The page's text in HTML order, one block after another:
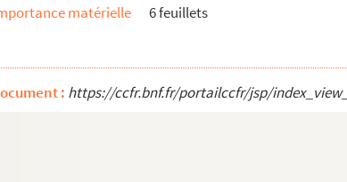
33 livraison ».
38 livraison ».
41 livraison,45 ème livraison, 47 ème livrai...
54 livraison, 58 ème livraison, 68 ème livra...
69 livraison, 71 ème livraison, 73 ème livra...
matérielle
6 feuillets
: https://ccfr.bnf.fr/portailccfr/jsp/